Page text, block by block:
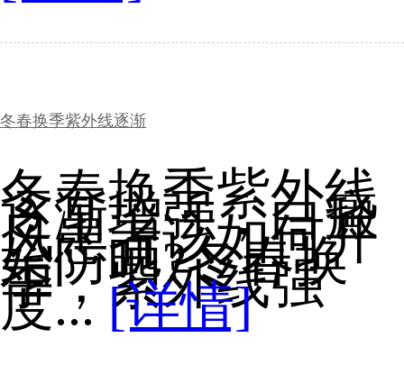
冬春换季紫外线逐渐
冬春换季紫外线
逐渐增强，白癜
风患者该如何开
始防晒?冬春换
季，紫外线强
度... [详情]